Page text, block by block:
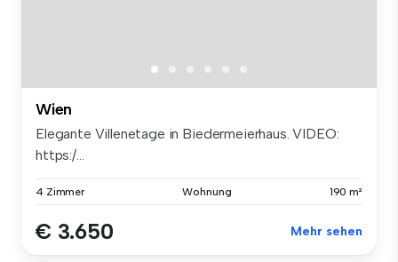
Wien
Elegante Villenetage in Biedermeierhaus. VIDEO:
https:/...
4 Zimmer Wohnung 190 m²
€ 3.650 Mehr sehen